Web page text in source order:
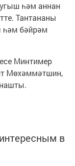
һәм аннан
Тантананы
һәм бәйрәм
Минтимер
Мөхәммәтшин,
в